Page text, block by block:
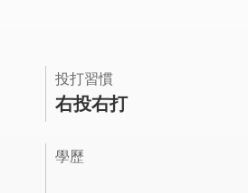
投打習慣
右投右打
學歷